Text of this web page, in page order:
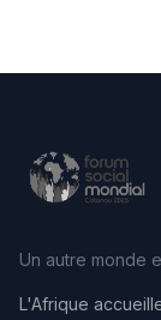
Un autre monde
L'Afrique